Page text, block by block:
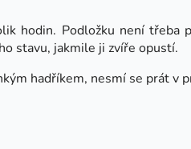
hodin. Podložku není
stavu, jakmile ji zvíře opustí.
hadříkem, nesmí se prát v